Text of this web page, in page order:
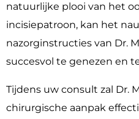
natuurlijke plooi van het
incisiepatroon, kan het
nazorginstructies van Dr.
succesvol te genezen en
Tijdens uw consult zal Dr.
chirurgische aanpak